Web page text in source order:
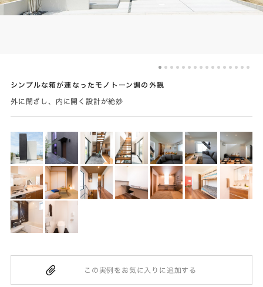
シンプルな箱が連なったモノトーン調の外観
外に閉ざし、内に開く設計が絶妙